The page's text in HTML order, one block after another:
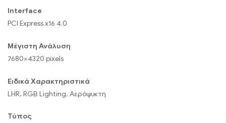
Interface
PCI Express x16 4.0
Μέγιστη Ανάλυση
7680×4320 pixels
Ειδικά Χαρακτηριστικά
LHR, RGB Lighting, Αερόψυκτη
Τύπος